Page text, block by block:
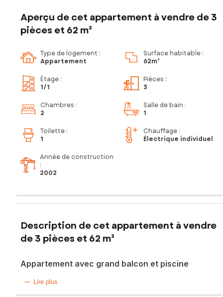
Aperçu de cet appartement à vendre de 3
pièces et 62 m²
Type de logement :
Appartement
Surface habitable :
62m²
Étage :
1/1
Pièces :
3
Chambres :
2
Salle de bain :
1
Toilette :
1
Chauffage :
Électrique individuel
Année de construction
:
2002
Description de cet appartement à vendre
de 3 pièces et 62 m²
Appartement avec grand balcon et piscine
Situé à Tours (37100), cet appartement bénéficie d'un
Lire plus